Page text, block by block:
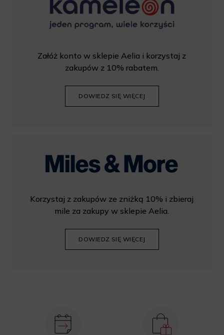
Załóż konto w sklepie Aelia i korzystaj z
zakupów z 10% rabatem.
DOWIEDZ SIĘ WIĘCEJ
Korzystaj z zakupów ze zniżką 10% i zbieraj
mile za zakupy w sklepie Aelia.
DOWIEDZ SIĘ WIĘCEJ